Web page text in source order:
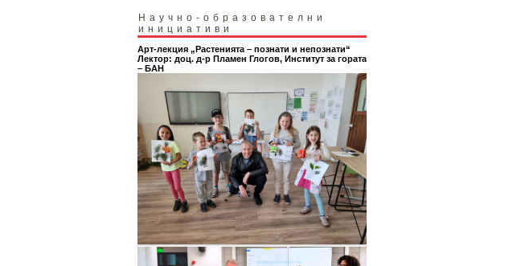
Научно-образователни
инициативи
Арт-лекция „Растенията – познати и непознати“
Лектор: доц. д-р Пламен Глогов, Институт за гората
– БАН